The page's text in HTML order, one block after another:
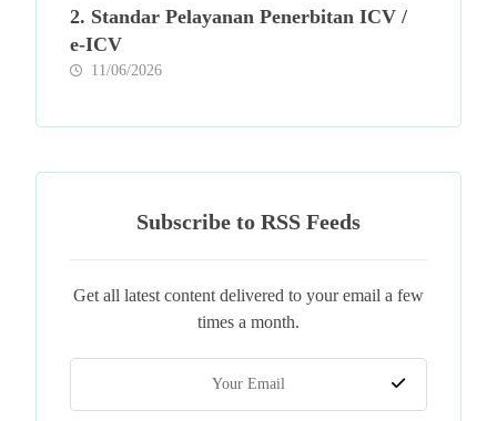
2. Standar Pelayanan Penerbitan ICV /
e-ICV
11/06/2026
Subscribe to RSS Feeds
Get all latest content delivered to your email a few
times a month.